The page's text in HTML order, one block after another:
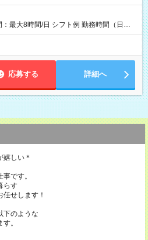
最大8時間/日 シフト例 勤務時間（日
働時間8時間 待機休憩2時間）（日勤1回
応募する 詳細へ
嬉しい＊
です。
らす
せします！
下のような
。